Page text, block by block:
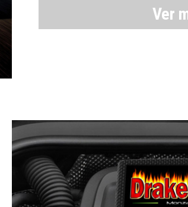
Ver